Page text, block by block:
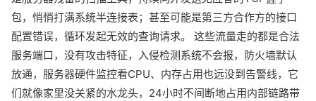
包，悄悄打满系统半连接表；甚至可能是第三方合作方的接口
配置错误，循环发起无效的查询请求。 这些流量走的都是合法
服务端口，没有攻击特征，入侵检测系统不会报，防火墙默认
放通，服务器硬件监控看CPU、内存占用也远没到告警线，它
们就像家里没关紧的水龙头，24小时不间断地占用内部链路带